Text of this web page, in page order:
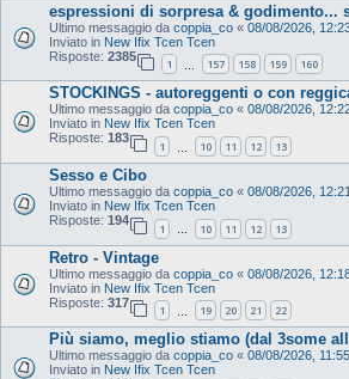
espressioni di sorpresa & godimento...
Ultimo messaggio da coppia_co « 08/08/2026,
Inviato in New Ifix Tcen Tcen
Risposte: 2385
1 157 158 159 160
STOCKINGS - autoreggenti o con
Ultimo messaggio da coppia_co « 08/08/2026,
Inviato in New Ifix Tcen Tcen
Risposte: 183
1 10 11 12 13
Sesso e Cibo
Ultimo messaggio da coppia_co « 08/08/2026, 12:21
Inviato in New Ifix Tcen Tcen
Risposte: 194
1 … 10 11 12 13
Retro - Vintage
Ultimo messaggio da coppia_co « 08/08/2026,
Inviato in New Ifix Tcen Tcen
Risposte: 317
1 19 20 21 22
Più siamo, meglio stiamo (dal 3some
Ultimo messaggio da coppia_co « 08/08/2026, 11:55
Inviato in New Ifix Tcen Tcen